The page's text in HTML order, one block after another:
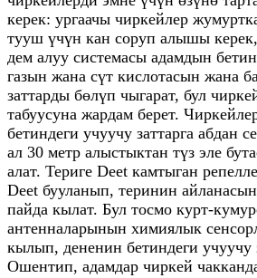
керек: ургаачы чиркейлер
тууш үчүн кан соруп алышы
дем алуу системасы адамдын
газын жана сүт кислотасын жана
заттарды бөлүп чыгарат, бул
табуусуна жардам берет.
бетиндеги учуучу заттарга абдан
ал 30 метр алыстыктан түз эле
алат. Териге Deet камтыган
Deet бууланып, теринин
пайда кылат. Бул тосмо курт-
антенналарынын химиялык
кылып, дененин бетиндеги учуучу
Ошентип, адамдар чиркей